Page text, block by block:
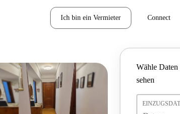
Ich bin ein Vermieter Connect
Wähle Daten
sehen